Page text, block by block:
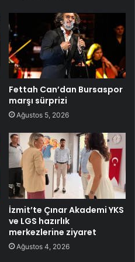
Fettah Can’dan Bursaspor
marşı sürprizi
Ağustos 5, 2026
İzmit’te Çınar Akademi YKS
ve LGS hazırlık
merkezlerine ziyaret
Ağustos 4, 2026